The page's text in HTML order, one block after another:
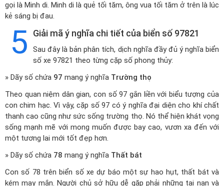
gọi là Minh di. Minh di là quẻ tối tăm, ông vua tối tăm ở trên là lúc
kẻ sáng bị đau.
5 Giải mã ý nghĩa chi tiết của biển số 97821
Sau đây là bản phân tích, dịch nghĩa đầy đủ ý nghĩa biển
số xe 97821 theo từng cặp số phong thủy:
» Dãy số chứa 97 mang ý nghĩa Trường thọ
Theo quan niệm dân gian, con số 97 gắn liền với biểu tượng của
con chim hạc. Vì vậy, cặp số 97 có ý nghĩa đại diện cho khí chất
thanh cao cũng như sức sống trường thọ. Nó thể hiện khát vọng
sống mạnh mẽ với mong muốn được bay cao, vươn xa đến với
một tương lai mới tốt đẹp hơn.
» Dãy số chứa 78 mang ý nghĩa Thất bát
Con số 78 trên biển số xe dự báo một sự hao hụt, thất bát và
kém may mắn. Người chủ sở hữu dễ gặp phải những tai nạn và